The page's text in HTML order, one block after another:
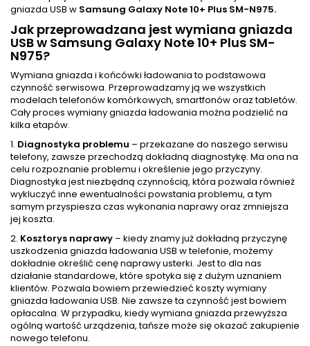
gniazda USB w Samsung Galaxy Note 10+ Plus SM-N975.
Jak przeprowadzana jest wymiana gniazda
USB w Samsung Galaxy Note 10+ Plus SM-
N975?
Wymiana gniazda i końcówki ładowania to podstawowa
czynność serwisowa. Przeprowadzamy ją we wszystkich
modelach telefonów komórkowych, smartfonów oraz tabletów.
Cały proces wymiany gniazda ładowania można podzielić na
kilka etapów.
1. Diagnostyka problemu – przekazane do naszego serwisu
telefony, zawsze przechodzą dokładną diagnostykę. Ma ona na
celu rozpoznanie problemu i określenie jego przyczyny.
Diagnostyka jest niezbędną czynnością, która pozwala również
wykluczyć inne ewentualności powstania problemu, a tym
samym przyspiesza czas wykonania naprawy oraz zmniejsza
jej koszta.
2. Kosztorys naprawy – kiedy znamy już dokładną przyczynę
uszkodzenia gniazda ładowania USB w telefonie, możemy
dokładnie określić cenę naprawy usterki. Jest to dla nas
działanie standardowe, które spotyka się z dużym uznaniem
klientów. Pozwala bowiem przewiedzieć koszty wymiany
gniazda ładowania USB. Nie zawsze ta czynność jest bowiem
opłacalna. W przypadku, kiedy wymiana gniazda przewyższa
ogólną wartość urządzenia, tańsze może się okazać zakupienie
nowego telefonu.